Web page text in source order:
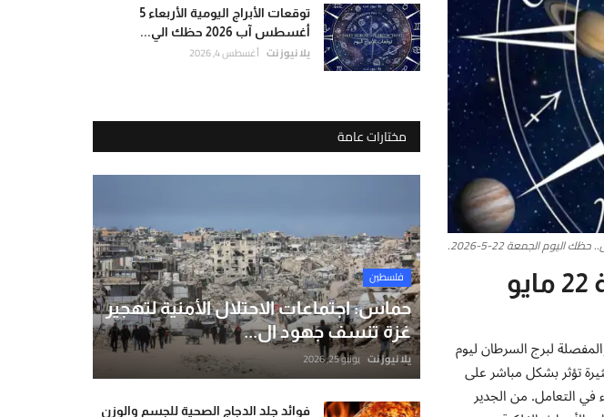
اليوم الجمعة 22-5-2026.
مقدمة عن توقعات برج السرطان اليوم الجمعة 22 مايو
لبرج السرطان ليوم
مثيرة تؤثر بشكل مباشر على
في التعامل. من الجدير
توقعات الأبراج اليومية الأربعاء 5
أغسطس آب 2026 حظك الي...
يلا نيوز نت أغسطس 4, 2026
مختارات عامة
فلسطين
حماس: اجتماعات الاحتلال الأمنية لتهجير
غزة تنسف جهود ال...
يلا نيوز نت يونيو 25, 2026
فوائد جلد الدجاج الصحية للجسم والوزن